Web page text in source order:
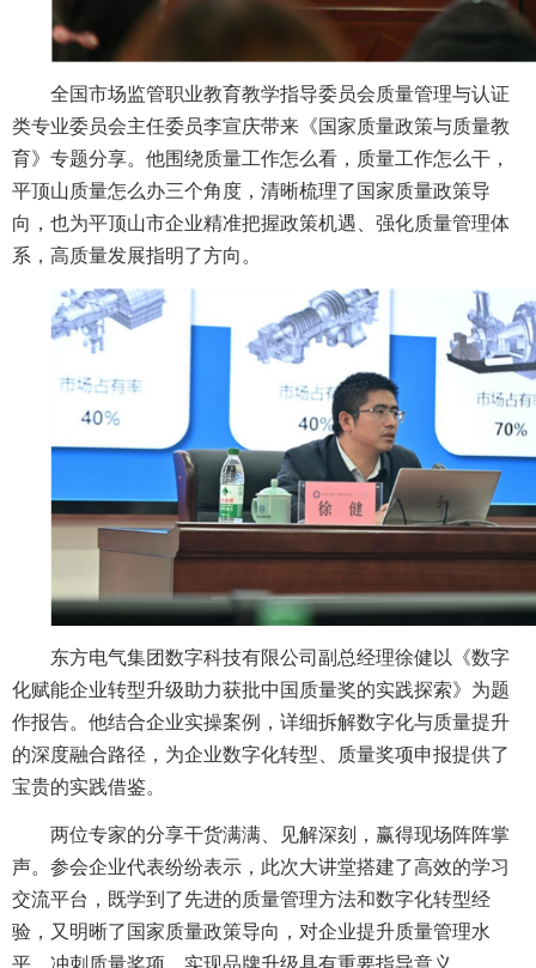
全国市场监管职业教育教学指导委员会质量管理与认证
类专业委员会主任委员李宣庆带来《国家质量政策与质量教
育》专题分享。他围绕质量工作怎么看，质量工作怎么干，
平顶山质量怎么办三个角度，清晰梳理了国家质量政策导
向，也为平顶山市企业精准把握政策机遇、强化质量管理体
系，高质量发展指明了方向。
东方电气集团数字科技有限公司副总经理徐健以《数字
化赋能企业转型升级助力获批中国质量奖的实践探索》为题
作报告。他结合企业实操案例，详细拆解数字化与质量提升
的深度融合路径，为企业数字化转型、质量奖项申报提供了
宝贵的实践借鉴。
两位专家的分享干货满满、见解深刻，赢得现场阵阵掌
声。参会企业代表纷纷表示，此次大讲堂搭建了高效的学习
交流平台，既学到了先进的质量管理方法和数字化转型经
验，又明晰了国家质量政策导向，对企业提升质量管理水
平、冲刺质量奖项、实现品牌升级具有重要指导意义。